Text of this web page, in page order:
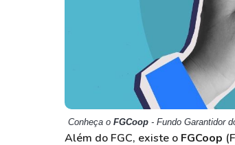
Conheça o FGCoop - Fundo Garantidor
Além do FGC, existe o FGCoop